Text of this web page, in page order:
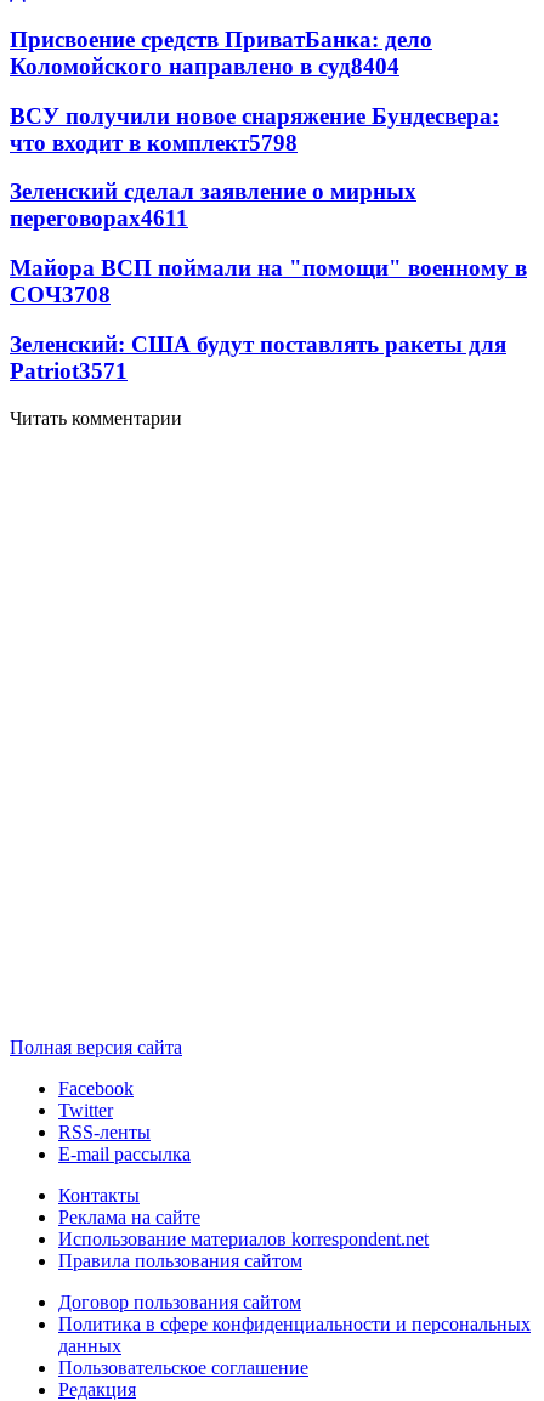
Присвоение средств ПриватБанка: дело
Коломойского направлено в суд8404
ВСУ получили новое снаряжение Бундесвера:
что входит в комплект5798
Зеленский сделал заявление о мирных
переговорах4611
Майора ВСП поймали на "помощи" военному в
СОЧ3708
Зеленский: США будут поставлять ракеты для
Patriot3571
Читать комментарии
Полная версия сайта
Facebook
Twitter
RSS-ленты
E-mail рассылка
Контакты
Реклама на сайте
Использование материалов korrespondent.net
Правила пользования сайтом
Договор пользования сайтом
Политика в сфере конфиденциальности и персональных
данных
Пользовательское соглашение
Редакция